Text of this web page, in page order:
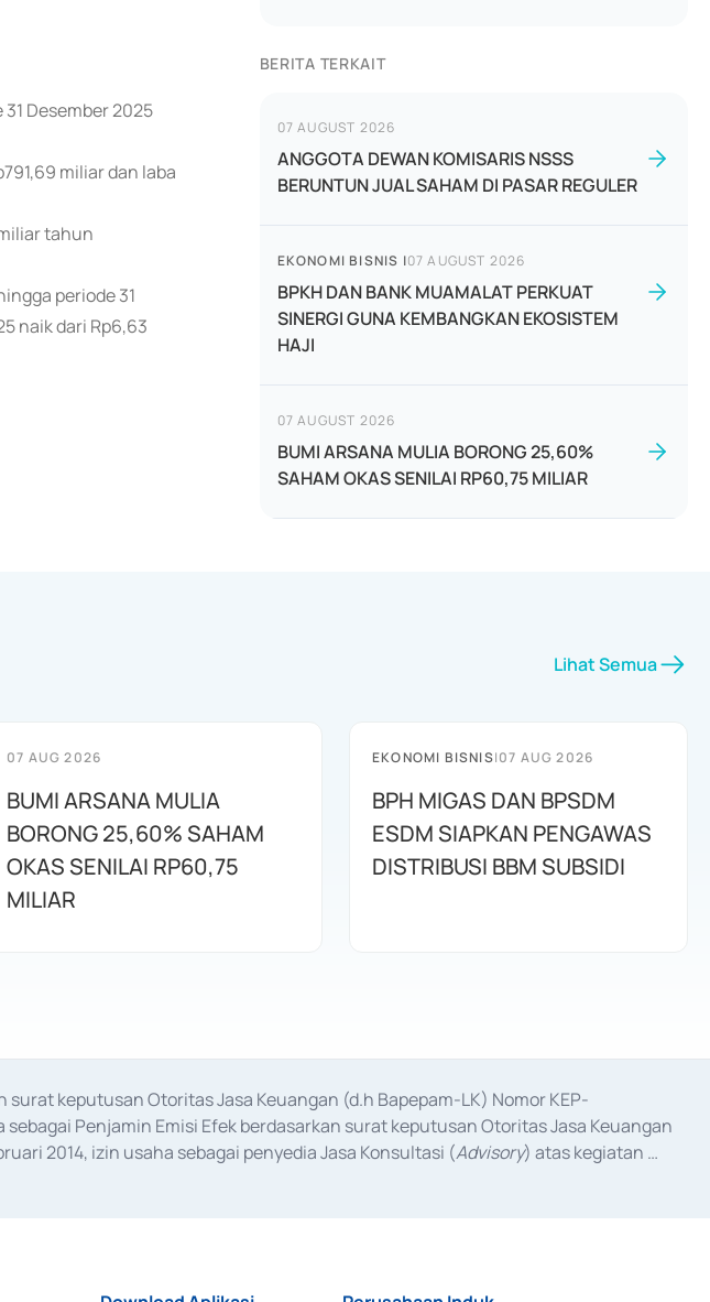
Desember 2025
miliar dan laba
tahun
periode 31
naik dari Rp6,63
BERITA TERKAIT
07 AUGUST 2026
ANGGOTA DEWAN KOMISARIS NSSS
BERUNTUN JUAL SAHAM DI PASAR REGULER
EKONOMI BISNIS |07 AUGUST 2026
BPKH DAN BANK MUAMALAT PERKUAT
SINERGI GUNA KEMBANGKAN EKOSISTEM
HAJI
07 AUGUST 2026
BUMI ARSANA MULIA BORONG 25,60%
SAHAM OKAS SENILAI RP60,75 MILIAR
Lihat Semua
07 AUG 2026
BUMI ARSANA MULIA
BORONG 25,60% SAHAM
OKAS SENILAI RP60,75
MILIAR
EKONOMI BISNIS|07 AUG 2026
BPH MIGAS DAN BPSDM
ESDM SIAPKAN PENGAWAS
DISTRIBUSI BBM SUBSIDI
keputusan Otoritas Jasa Keuangan (d.h Bapepam-LK) Nomor KEP-
Penjamin Emisi Efek berdasarkan surat keputusan Otoritas Jasa Keuangan
2014, izin usaha sebagai penyedia Jasa Konsultasi (Advisory) atas kegiatan